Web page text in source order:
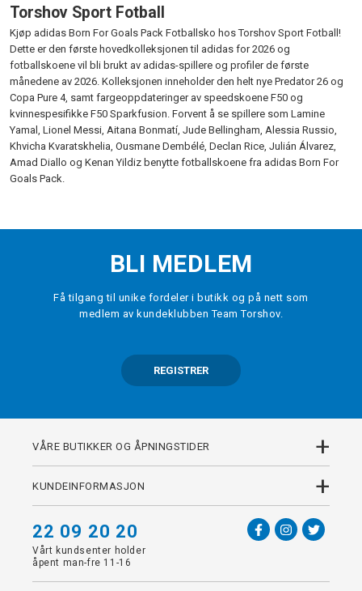
Torshov Sport Fotball
Kjøp adidas Born For Goals Pack Fotballsko hos Torshov Sport Fotball!
Dette er den første hovedkolleksjonen til adidas for 2026 og
fotballskoene vil bli brukt av adidas-spillere og profiler de første
månedene av 2026. Kolleksjonen inneholder den helt nye Predator 26 og
Copa Pure 4, samt fargeoppdateringer av speedskoene F50 og
kvinnespesifikke F50 Sparkfusion. Forvent å se spillere som Lamine
Yamal, Lionel Messi, Aitana Bonmatí, Jude Bellingham, Alessia Russio,
Khvicha Kvaratskhelia, Ousmane Dembélé, Declan Rice, Julián Álvarez,
Amad Diallo og Kenan Yildiz benytte fotballskoene fra adidas Born For
Goals Pack.
BLI MEDLEM
Få tilgang til unike fordeler i butikk og på nett som
medlem av kundeklubben Team Torshov.
REGISTRER
VÅRE BUTIKKER OG ÅPNINGSTIDER +
KUNDEINFORMASJON +
22 09 20 20
Vårt kundsenter holder
åpent man-fre 11-16